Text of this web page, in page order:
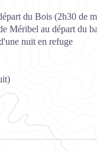
du Bois (2h30 de
Méribel au départ du
nuit en refuge